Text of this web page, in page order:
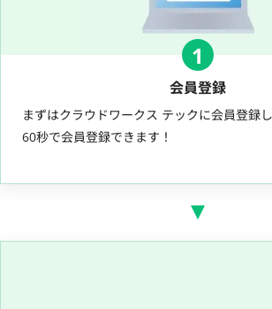
1
会員登録
まずはクラウドワークス テックに会員登録し
60秒で会員登録できます！